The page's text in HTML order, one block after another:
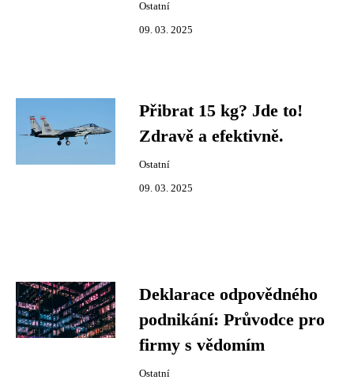
Ostatní
09. 03. 2025
Přibrat 15 kg? Jde to!
Zdravě a efektivně.
Ostatní
09. 03. 2025
Deklarace odpovědného
podnikání: Průvodce pro
firmy s vědomím
Ostatní